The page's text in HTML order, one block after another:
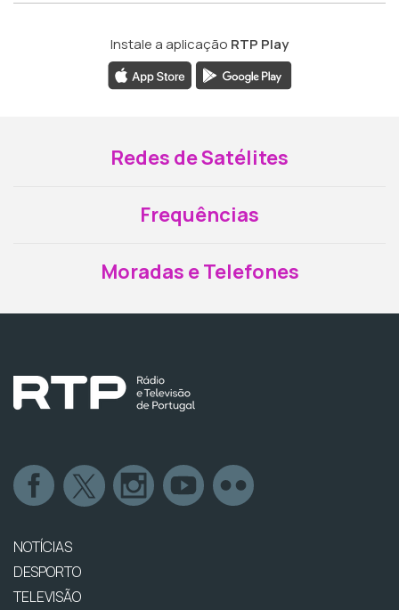
Instale a aplicação RTP Play
Redes de Satélites
Frequências
Moradas e Telefones
NOTÍCIAS
DESPORTO
TELEVISÃO